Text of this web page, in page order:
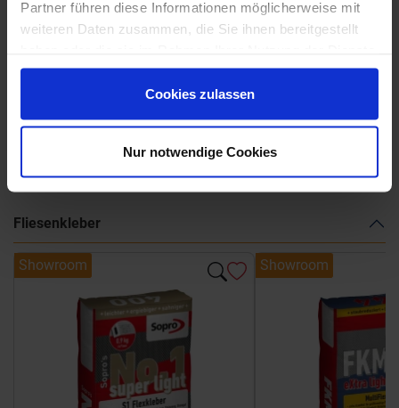
Partner führen diese Informationen möglicherweise mit
weiteren Daten zusammen, die Sie ihnen bereitgestellt
gesammelt haben.
Cookies zulassen
Nur notwendige Cookies
Marca-Corona-Terracreta.pdf
Weitere Serien von Marca Corona
Fliesenkleber
Showroom Showroom